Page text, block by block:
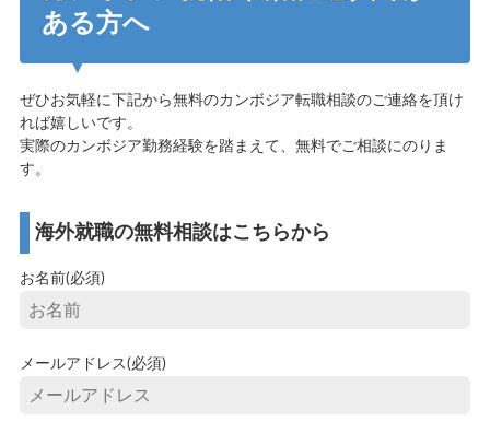
ある方へ
ぜひお気軽に下記から無料のカンボジア転職相談のご連絡を頂け
れば嬉しいです。
実際のカンボジア勤務経験を踏まえて、無料でご相談にのりま
す。
海外就職の無料相談はこちらから
お名前(必須)
メールアドレス(必須)